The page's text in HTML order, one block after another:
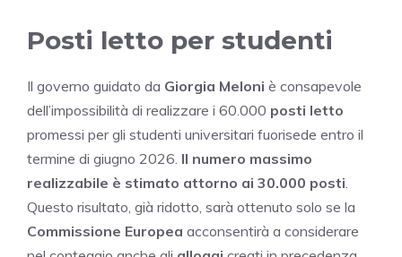
Posti letto per studenti
Il governo guidato da Giorgia Meloni è consapevole
dell’impossibilità di realizzare i 60.000 posti letto
promessi per gli studenti universitari fuorisede entro il
termine di giugno 2026. Il numero massimo
realizzabile è stimato attorno ai 30.000 posti
Questo risultato, già ridotto, sarà ottenuto solo se la
Commissione Europea acconsentirà a considerare